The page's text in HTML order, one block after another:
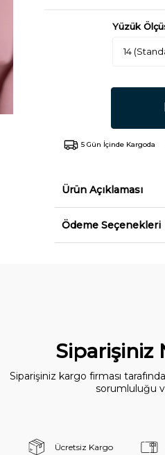
Yüzük
5 Gün İçinde Kargoda
Ürün Açıklaması
Ödeme Seçenekleri
Siparişiniz
Siparişiniz kargo firması
sorumluluğu
Ücretsiz Kargo